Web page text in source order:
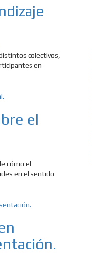
colectivos,
en
el
cómo el
en el sentido